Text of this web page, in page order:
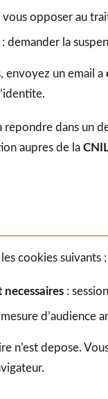
vous opposer au
: demander la
envoyez un email a
repondre dans un
aupres de la
cookies suivants :
:
mesure d’audience
n’est depose.